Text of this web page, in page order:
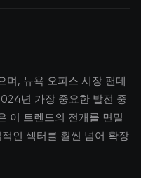
며, 뉴욕 오피스 시장 팬데
년 가장 중요한 발전 중
이 트렌드의 전개를 면밀
인 섹터를 훨씬 넘어 확장